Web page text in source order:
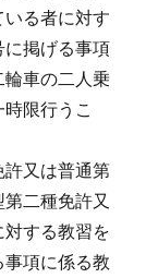
いる者に対す
に掲げる事項
車の二人乗
限行うこ
又は普通第
二種免許又
する教習を
項に係る教